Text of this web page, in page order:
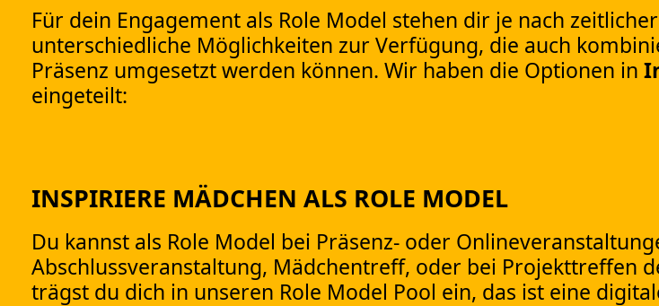
Für dein Engagement als Role Model stehen dir je nach
unterschiedliche Möglichkeiten zur Verfügung, die auch
Präsenz umgesetzt werden können. Wir haben die Optionen in
eingeteilt:
INSPIRIERE MÄDCHEN ALS ROLE MODEL
Du kannst als Role Model bei Präsenz- oder
Abschlussveranstaltung, Mädchentreff, oder bei Projekttreffen
trägst du dich in unseren Role Model Pool ein, das ist eine